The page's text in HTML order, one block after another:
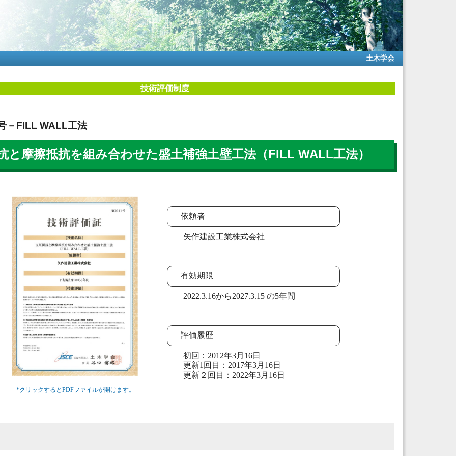
メ
イ
ン
コ
ン
に
土木学会
技術評価制度
－FILL WALL工法
と摩擦抵抗を組み合わせた盛土補強土壁工法（FILL WALL工法）
*クリックするとPDFファイルが開けます。
依頼者
矢作建設工業株式会社
有効期限
2022.3.16から2027.3.15 の5年間
評価履歴
初回：2012年3月16日
更新1回目：2017年3月16日
更新２回目：2022年3月16日